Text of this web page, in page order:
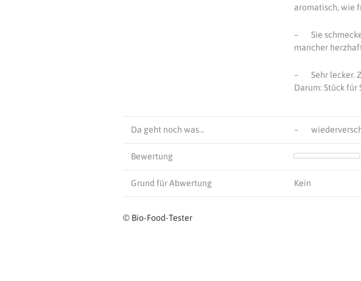
aromatisch, wie
– Sie
mancher
– Sehr lecker.
Darum: Stück für
Da geht noch was… –
Bewertung
Grund für Abwertung Kein
© Bio-Food-Tester